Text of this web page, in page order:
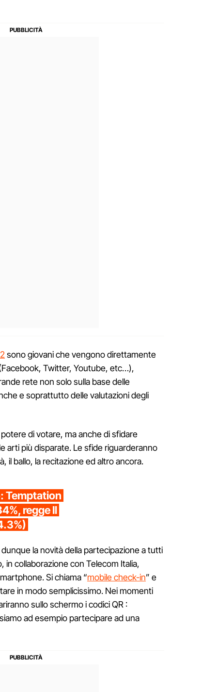
sono giovani che vengono direttamente
Twitter, Youtube, etc…),
rete non solo sulla base delle
e soprattutto delle valutazioni degli
di votare, ma anche di sfidare
arti più disparate. Le sfide riguarderanno
il ballo, la recitazione ed altro ancora.
Temptation
regge Il
la novità della partecipazione a tutti
in collaborazione con Telecom Italia,
Si chiama “mobile check-in” e
in modo semplicissimo. Nei momenti
sullo schermo i codici QR :
ad esempio partecipare ad una